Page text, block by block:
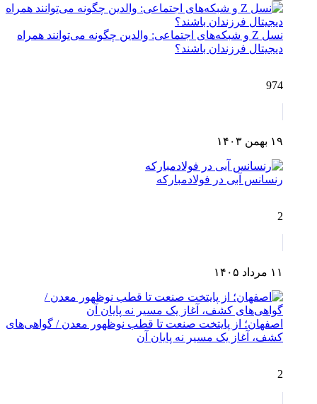
نسل Z و شبکه‌های اجتماعی: والدین چگونه می‌توانند همراه
دیجیتال فرزندان باشند؟
974
۱۹ بهمن ۱۴۰۳
رنسانس آبی در فولادمبارکه
2
۱۱ مرداد ۱۴۰۵
اصفهان؛ از پایتخت صنعت تا قطب نوظهور معدن / گواهی‌های
کشف، آغاز یک مسیر نه پایان آن
2